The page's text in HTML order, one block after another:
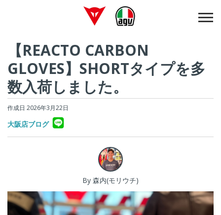
【REACTO CARBON
GLOVES】SHORTタイプを多
数入荷しました。
作成日 2026年3月22日
大阪店ブログ
By 森内(モリウチ)